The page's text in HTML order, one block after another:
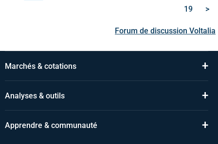
19
>
Forum de discussion Voltalia
Marchés & cotations +
Analyses & outils +
Apprendre & communauté +